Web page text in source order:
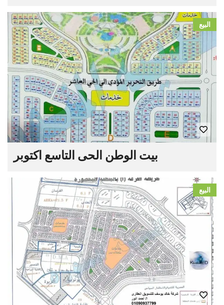
البيع
بيت الوطن الحى التاسع اكتوبر
البيع